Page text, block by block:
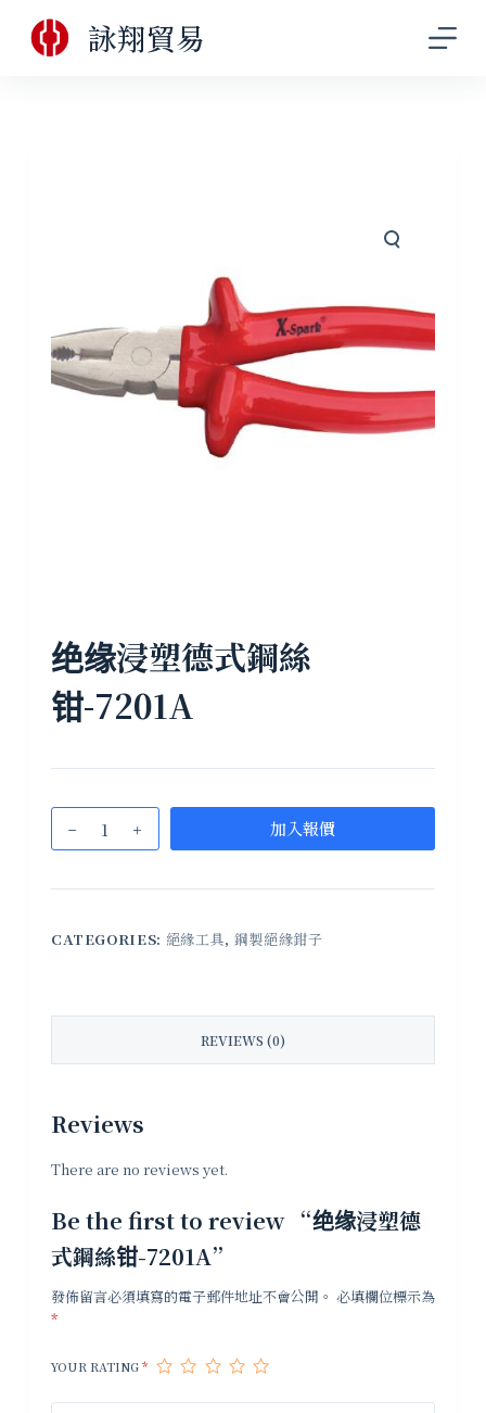
跳
至
詠翔貿易
绝缘浸塑德式鋼絲
钳-7201A
加入報價
CATEGORIES: 絕緣工具, 鋼製絕緣鉗子
REVIEWS (0)
Reviews
There are no reviews yet.
Be the first to review “绝缘浸塑德
式鋼絲钳-7201A”
發佈留言必須填寫的電子郵件地址不會公開。 必填欄位標示為
*
YOUR RATING*